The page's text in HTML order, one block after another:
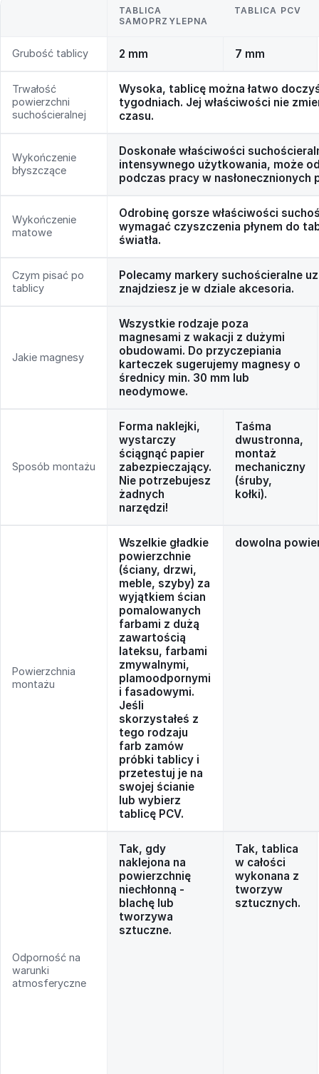
TABLICA
SAMOPRZYLEPNA
TABLICA PCV
Grubość tablicy 2 mm 7 mm
Trwałość
powierzchni
suchościeralnej
Wysoka, tablicę można łatwo
tygodniach. Jej właściwości nie
czasu.
Wykończenie
błyszczące
Doskonałe właściwości
intensywnego użytkowania, może
podczas pracy w nasłonecznionych
Wykończenie
matowe
Odrobinę gorsze właściwości
wymagać czyszczenia płynem do
światła.
Czym pisać po
tablicy
Polecamy markery suchościeralne
znajdziesz je w dziale akcesoria.
Jakie magnesy
Wszystkie rodzaje poza
magnesami z wakacji z dużymi
obudowami. Do przyczepiania
karteczek sugerujemy magnesy o
średnicy min. 30 mm lub
neodymowe.
Sposób montażu
Forma naklejki,
wystarczy
ściągnąć papier
zabezpieczający.
Nie potrzebujesz
żadnych
narzędzi!
Taśma
dwustronna,
montaż
mechaniczny
(śruby,
kołki).
Powierzchnia
montażu
Wszelkie gładkie
powierzchnie
(ściany, drzwi,
meble, szyby) za
wyjątkiem ścian
pomalowanych
farbami z dużą
zawartością
lateksu, farbami
zmywalnymi,
plamoodpornymi
i fasadowymi.
Jeśli
skorzystałeś z
tego rodzaju
farb zamów
próbki tablicy i
przetestuj je na
swojej ścianie
lub wybierz
tablicę PCV.
dowolna
Odporność na
warunki
atmosferyczne
Tak, gdy
naklejona na
powierzchnię
niechłonną -
blachę lub
tworzywa
sztuczne.
Tak, tablica
w całości
wykonana z
tworzyw
sztucznych.